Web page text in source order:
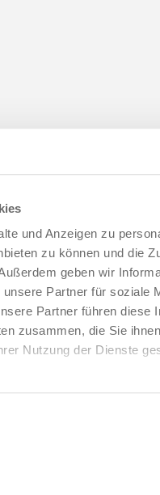
und Anzeigen zu
zu können und die
geben wir
Partner für soziale
Partner führen diese
zusammen, die Sie
Nutzung der Dienste